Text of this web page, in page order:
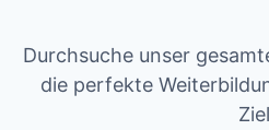
Durchsuche unser
die perfekte